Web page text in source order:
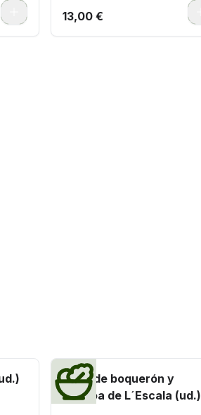
13,00 €
Gilda de boquerón y
anchoa de L´Escala (ud.)